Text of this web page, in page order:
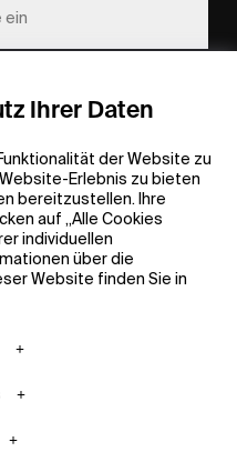
Ihrer Daten
der Website zu
Erlebnis zu bieten
bereitzustellen. Ihre
auf „Alle Cookies
individuellen
über die
Website finden Sie in
Unternehmen